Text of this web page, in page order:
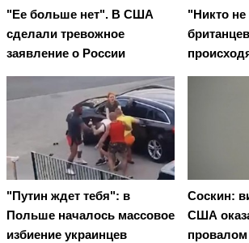
"Ее больше нет". В США
сделали тревожное
заявление о России
"Никто не
"Путин ждет тебя": в
Польше началось массовое
избиение украинцев
Соскин:
США
провалом